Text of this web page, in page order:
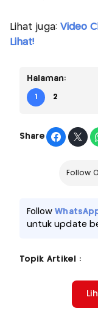
Lihat juga: Video
Lihat!
Halaman:
1 2
Share
Follow
Follow
untuk update
Topik Artikel :